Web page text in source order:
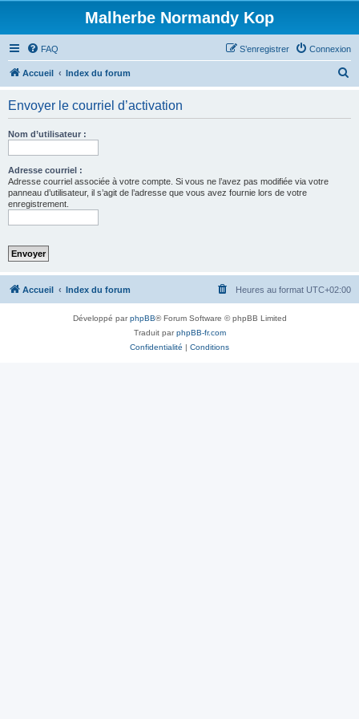
Malherbe Normandy Kop
FAQ Connexion
S’enregistrer
Accueil Index du forum
Envoyer le courriel d’activation
Nom d’utilisateur :
Adresse courriel :
Adresse courriel associée à votre compte. Si vous ne l’avez pas modifiée via votre
panneau d’utilisateur, il s’agit de l’adresse que vous avez fournie lors de votre
enregistrement.
Accueil Index du forum Heures au format UTC+02:00
Développé parphpBB® Forum Software © phpBB Limited
Traduit parphpBB-fr.com
Confidentialité | Conditions